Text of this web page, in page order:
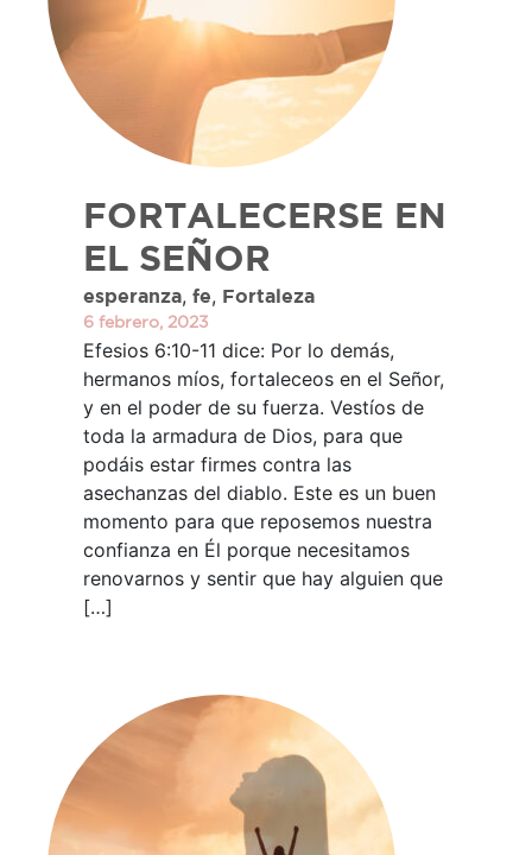
FORTALECERSE EN
EL SEÑOR
esperanza, fe, Fortaleza
6 febrero, 2023
Efesios 6:10-11 dice: Por lo demás,
hermanos míos, fortaleceos en el Señor,
y en el poder de su fuerza. Vestíos de
toda la armadura de Dios, para que
podáis estar firmes contra las
asechanzas del diablo. Este es un buen
momento para que reposemos nuestra
confianza en Él porque necesitamos
renovarnos y sentir que hay alguien que
[…]